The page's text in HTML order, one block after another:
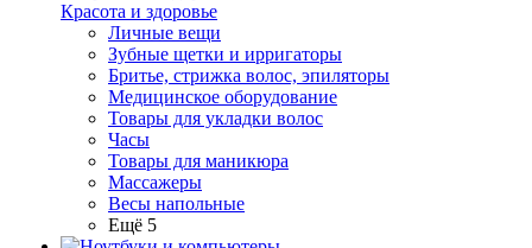
Красота и здоровье
Личные вещи
Зубные щетки и ирригаторы
Бритье, стрижка волос, эпиляторы
Медицинское оборудование
Товары для укладки волос
Часы
Товары для маникюра
Массажеры
Весы напольные
Ещё 5